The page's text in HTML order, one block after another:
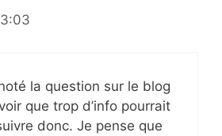
la question sur le blog
que trop d’info pourrait
donc. Je pense que